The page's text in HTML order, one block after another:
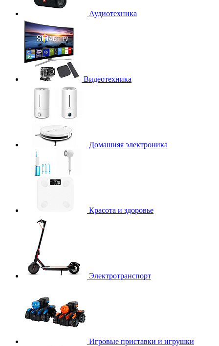
Аудиотехника
Видеотехника
Домашняя электроника
Красота и здоровье
Электротранспорт
Игровые приставки и игрушки